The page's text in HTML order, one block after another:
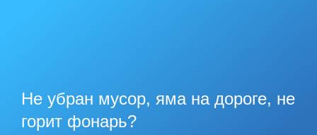
Не убран мусор, яма на дороге, не
горит фонарь?